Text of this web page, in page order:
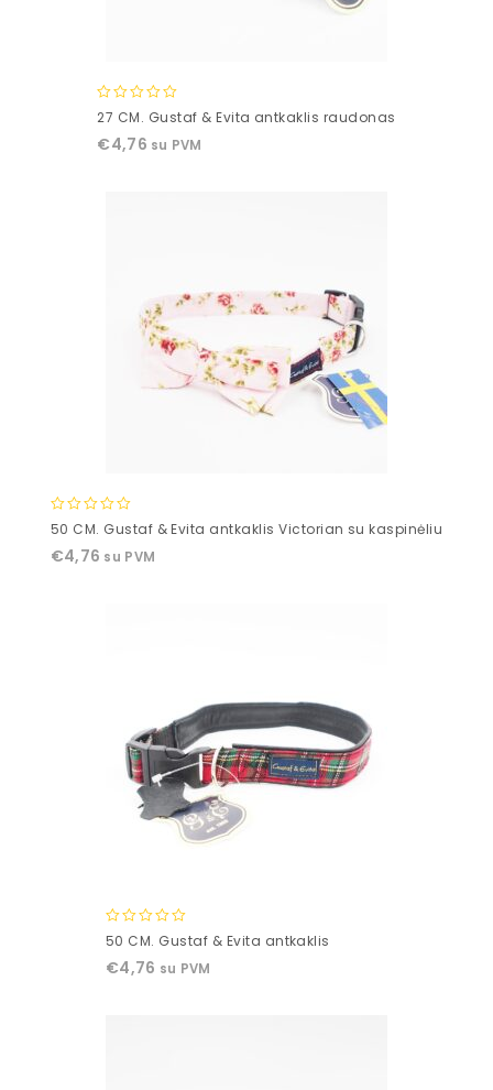
0
of
27 CM. Gustaf & Evita antkaklis raudonas
€4,76 su PVM
0
of
50 CM. Gustaf & Evita antkaklis Victorian su kaspinėliu
€4,76 su PVM
0
of
50 CM. Gustaf & Evita antkaklis
€4,76 su PVM